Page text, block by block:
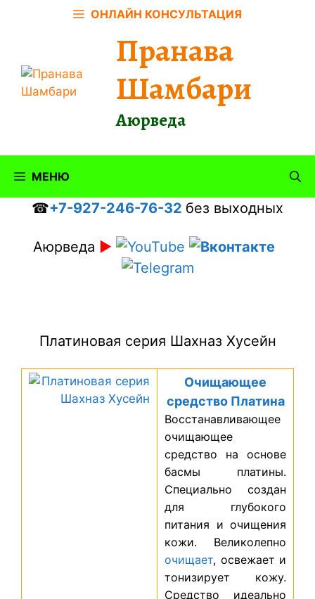
ОНЛАЙН КОНСУЛЬТАЦИЯ
Пранава
Шамбари
Аюрведа
МЕНЮ
☎+7-927-246-76-32 без выходных
Аюрведа ►
Платиновая серия Шахназ Хусейн
Очищающее
средство Платина
Восстанавливающее
очищающее
средство на основе
басмы платины.
Специально создан
для глубокого
питания и очищения
кожи. Великолепно
очищает, освежает и
тонизирует кожу.
Средство идеально